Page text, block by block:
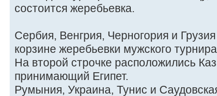
состоится жеребьевка.
Сербия, Венгрия, Черногория и
корзине жеребьевки мужского
На второй строчке расположились
принимающий Египет.
Румыния, Украина, Тунис и